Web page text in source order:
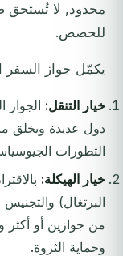
محدود, لا تُستحق
للحصص.
يكمّل جواز السفر
خيار التنقل: الجواز
دول عديدة ويخلق
التطورات
خيار الهيكلة:
البرتغال)
من جوازين أو أكثر
وحماية الثروة.